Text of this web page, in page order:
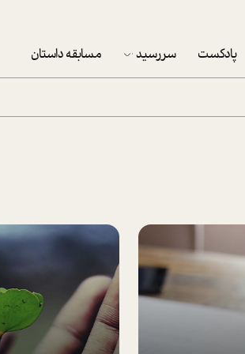
پادکست سررسید
تقویم دیواری
مسابقه داستان